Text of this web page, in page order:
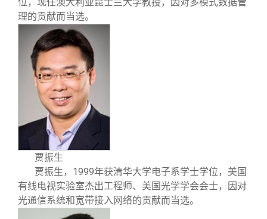
位，现任澳大利亚昆士兰大学教授，因对多模式数据管
理的贡献而当选。
贾振生
贾振生 ， 1999年获清华大学电子系学士学位，美国
有线电视实验室杰出工程师、美国光学学会会士，因对
光通信系统和宽带接入网络的贡献而当选。